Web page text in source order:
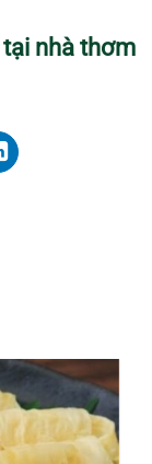
nhà thơm